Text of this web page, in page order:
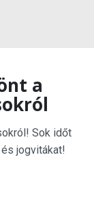
a
Sok időt
jogvitákat!